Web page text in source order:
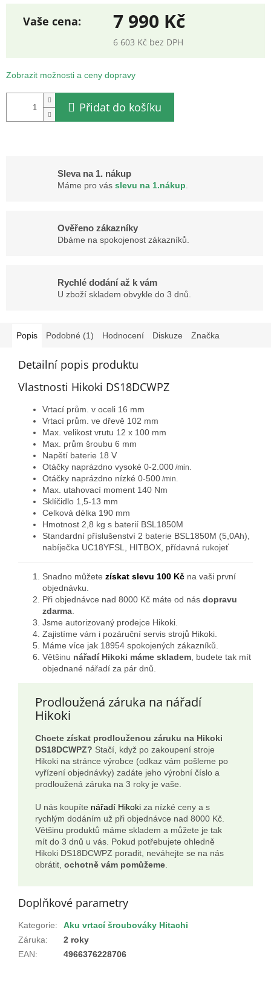
7 990 Kč
6 603 Kč bez DPH
cena:
Zobrazit možnosti a ceny dopravy
Přidat do košíku
Sleva na 1. nákup
Máme pro vás slevu na 1.nákup
Ověřeno zákazníky
Dbáme na spokojenost zákazníků.
Rychlé dodání až k vám
U zboží skladem obvykle do 3 dnů.
Popis Podobné (1) Hodnocení Diskuze Značka
Detailní popis produktu
Vlastnosti Hikoki DS18DCWPZ
Vrtací prům. v oceli 16 mm
Vrtací prům. ve dřevě 102 mm
Max. velikost vrutu 12 x 100 mm
Max. prům šroubu 6 mm
Napětí baterie 18 V
Otáčky naprázdno vysoké 0-2.000 /min.
Otáčky naprázdno nízké 0-500 /min.
Max. utahovací moment 140 Nm
Sklíčidlo 1,5-13 mm
Celková délka 190 mm
Hmotnost 2,8 kg s baterií BSL1850M
Standardní příslušenství 2 baterie BSL1850M (5,0Ah),
nabíječka UC18YFSL, HITBOX, přídavná rukojeť
Snadno můžete získat slevu 100 Kč na vaši první
objednávku.
Při objednávce nad 8000 Kč máte od nás dopravu
zdarma
Jsme autorizovaný prodejce Hikoki.
Zajistíme vám i pozáruční servis strojů Hikoki.
Máme více jak 18954 spokojených zákazníků.
Většinu nářadí Hikoki máme skladem , budete tak mít
objednané nářadí za pár dnů.
Prodloužená záruka na nářadí
Hikoki
Chcete získat prodlouženou záruku na Hikoki
DS18DCWPZ? Stačí, když po zakoupení stroje
Hikoki na stránce výrobce (odkaz vám pošleme po
vyřízení objednávky) zadáte jeho výrobní číslo a
prodloužená záruka na 3 roky je vaše.
U nás koupíte nářadí Hikoki za nízké ceny a s
rychlým dodáním už při objednávce nad 8000 Kč.
Většinu produktů máme skladem a můžete je tak
mít do 3 dnů u vás. Pokud potřebujete ohledně
Hikoki DS18DCWPZ poradit, neváhejte se na nás
obrátit, ochotně vám pomůžeme
Doplňkové parametry
Kategorie:
Aku vrtací šroubováky Hitachi
Záruka:
2 roky
EAN: 4966376228706